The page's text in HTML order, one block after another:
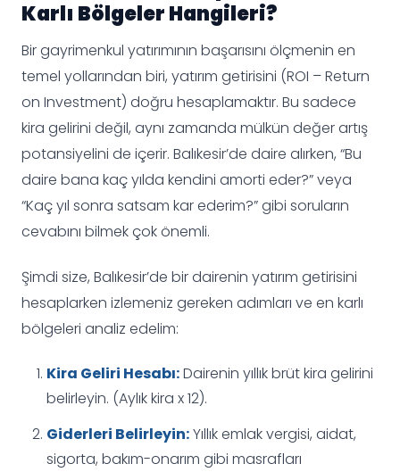
Karlı Bölgeler Hangileri?
Bir gayrimenkul yatırımının başarısını ölçmenin en
temel yollarından biri, yatırım getirisini (ROI – Return
on Investment) doğru hesaplamaktır. Bu sadece
kira gelirini değil, aynı zamanda mülkün değer artış
potansiyelini de içerir. Balıkesir’de daire alırken, “Bu
daire bana kaç yılda kendini amorti eder?” veya
“Kaç yıl sonra satsam kar ederim?” gibi soruların
cevabını bilmek çok önemli.
Şimdi size, Balıkesir’de bir dairenin yatırım getirisini
hesaplarken izlemeniz gereken adımları ve en karlı
bölgeleri analiz edelim:
Kira Geliri Hesabı:Dairenin yıllık brüt kira gelirini
belirleyin. (Aylık kira x 12).
Giderleri Belirleyin:Yıllık emlak vergisi, aidat,
sigorta, bakım-onarım gibi masrafları